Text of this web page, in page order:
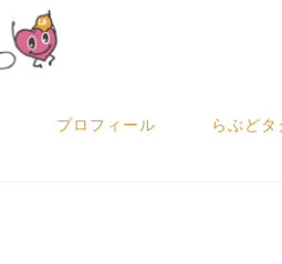
プロフィール らぶどタ